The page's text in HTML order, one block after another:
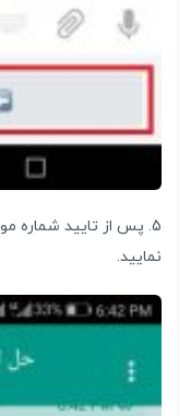
5. پس از تایید شماره
نمایید.